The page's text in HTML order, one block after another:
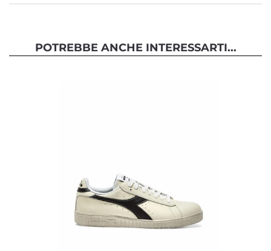
POTREBBE ANCHE INTERESSARTI...